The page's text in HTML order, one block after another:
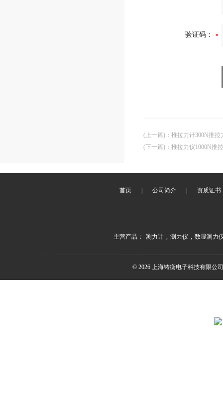
验证码：
(上一篇) ： 推拉力计300N推拉
(下一篇) ： 推拉力仪1000N推
首页 公司简介 资质证书
主营产品： 测力计 , 测力仪 , 数显测力
© 2026 上海铸衡电子科技有限公